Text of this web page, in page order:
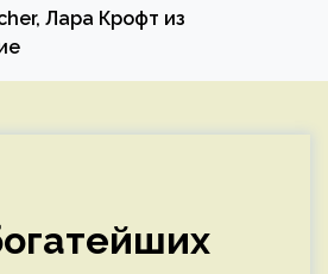
Лара Крофт из